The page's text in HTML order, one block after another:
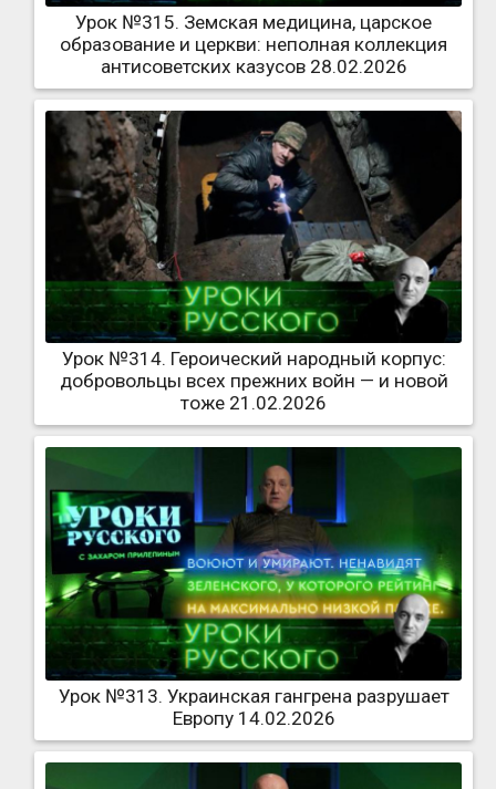
Урок №315. Земская медицина, царское
образование и церкви: неполная коллекция
антисоветских казусов 28.02.2026
Урок №314. Героический народный корпус:
добровольцы всех прежних войн — и новой
тоже 21.02.2026
Урок №313. Украинская гангрена разрушает
Европу 14.02.2026